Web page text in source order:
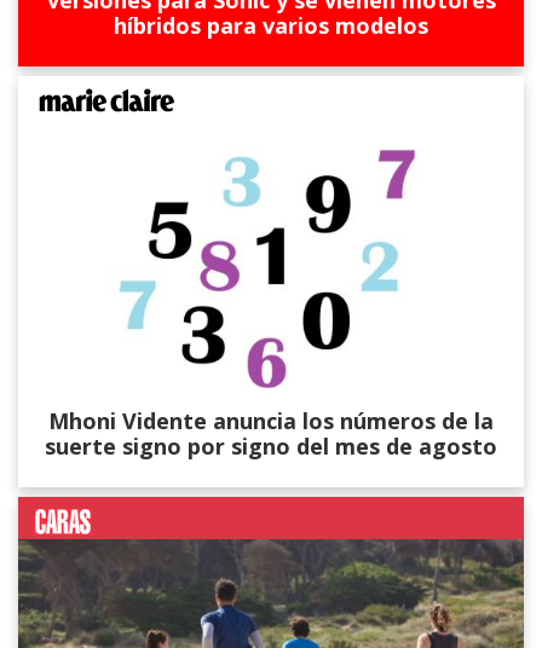
híbridos para varios modelos
Mhoni Vidente anuncia los números de la
suerte signo por signo del mes de agosto